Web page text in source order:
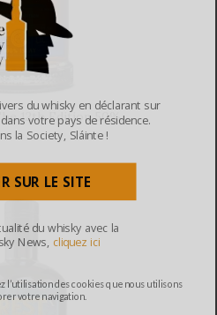
12th Edition 50%
du whisky en déclarant sur
votre pays de résidence.
la Society, Sláinte !
SUR LE SITE
l’utilisation des cookies que nous utilisons
votre navigation.
du whisky avec la
News, cliquez ici